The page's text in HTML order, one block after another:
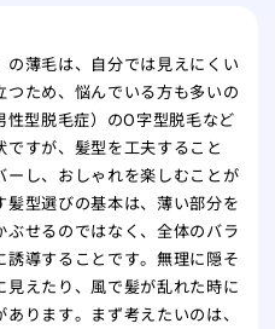
れ
薄
馬
薄毛は、自分では見えにくい
ため、悩んでいる方も多いの
性型脱毛症）のO字型脱毛など
すが、髪型を工夫すること
し、おしゃれを楽しむことが
型選びの基本は、薄い部分を
せるのではなく、全体のバラ
導することです。無理に隠そ
えたり、風で髪が乱れた時に
ります。まず考えたいのは、